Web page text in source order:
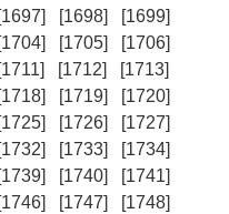
[1697] [1698]
[1699]
[1704] [1705]
[1706]
[1711] [1712]
[1713]
[1718] [1719]
[1720]
[1725] [1726]
[1727]
[1732] [1733]
[1734]
[1739] [1740]
[1741]
[1746] [1747]
[1748]